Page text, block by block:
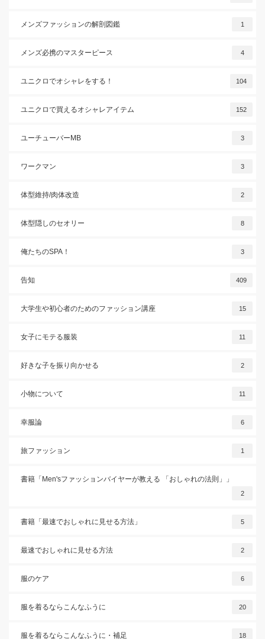
メンズファッションの解剖図鑑 1
メンズ必携のマスターピース 4
ユニクロでオシャレをする！ 104
ユニクロで買えるオシャレアイテム 152
ユーチューバーMB 3
ワークマン 3
体型維持/肉体改造 2
体型隠しのセオリー 8
俺たちのSPA！ 3
告知 409
大学生や初心者のためのファッション講座 15
女子にモテる服装 11
好きな子を振り向かせる 2
小物について 11
幸服論 6
旅ファッション 1
書籍「Men'sファッションバイヤーが教える 「おしゃれの法則」」
2
書籍「最速でおしゃれに見せる方法」 5
最速でおしゃれに見せる方法 2
服のケア 6
服を着るならこんなふうに 20
服を着るならこんなふうに・補足 18